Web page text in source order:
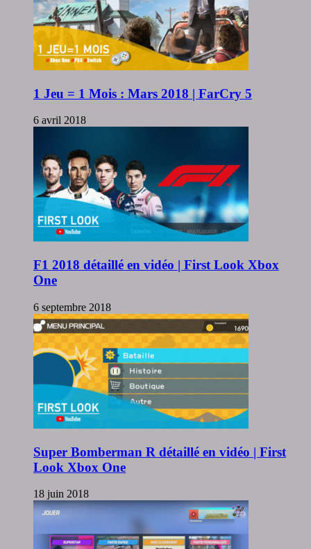
1 Jeu = 1 Mois : Mars 2018 | FarCry 5
6 avril 2018
F1 2018 détaillé en vidéo | First Look Xbox
One
6 septembre 2018
Super Bomberman R détaillé en vidéo | First
Look Xbox One
18 juin 2018